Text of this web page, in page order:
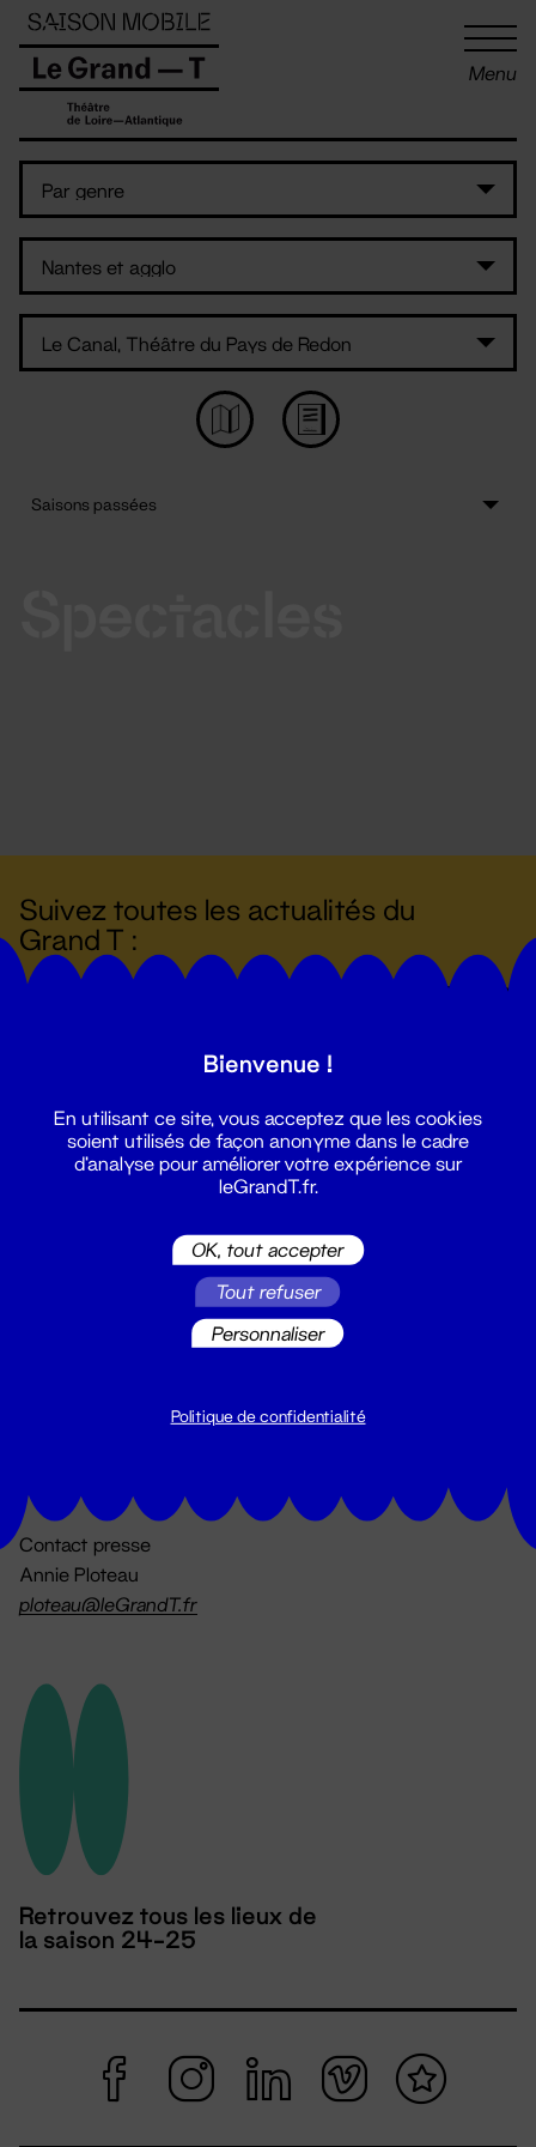
Menu
Suivez toutes les actualités du
Grand T :
billetterie@leGrandT.fr
Du lundi au vendredi 14h → 18h
Contact presse
Annie Ploteau
ploteau@leGrandT.fr
Retrouvez tous les lieux de
la saison 24-25
Panneau de gestion des cookies
Bienvenue !
En utilisant ce site, vous acceptez que les cookies
soient utilisés de façon anonyme dans le cadre
d'analyse pour améliorer votre expérience sur
leGrandT.fr.
OK, tout accepter
Tout refuser
Personnaliser
Politique de confidentialité